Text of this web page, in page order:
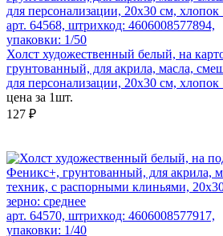
арт. 64568, штрихкод: 4606008577894,
упаковки: 1/50
Холст художественный белый, на
грунтованный, для акрила, масла,
для персонализации, 20х30 см, хлопок
цена за 1шт.
127 ₽
арт. 64570, штрихкод: 4606008577917,
упаковки: 1/40